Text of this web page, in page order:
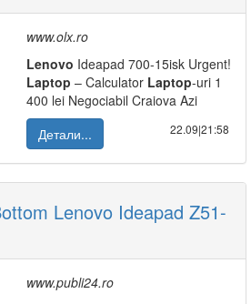
www.olx.ro
Lenovo Ideapad 700-15isk Urgent!
Laptop – Calculator Laptop-uri 1
400 lei Negociabil Craiova Azi
Детали...
22.09|21:58
Lenovo Ideapad Z51-
www.publi24.ro